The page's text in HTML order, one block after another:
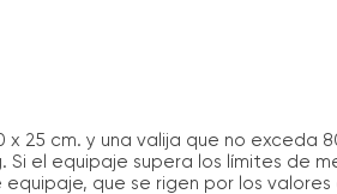
25 cm. y una valija que no exceda
el equipaje supera los límites de
que se rigen por los valores